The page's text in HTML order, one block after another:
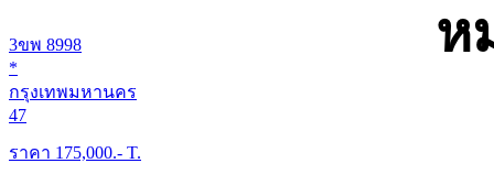
ห
3ขพ 8998
*
กรุงเทพมหานคร
47
ราคา 175,000.- T.